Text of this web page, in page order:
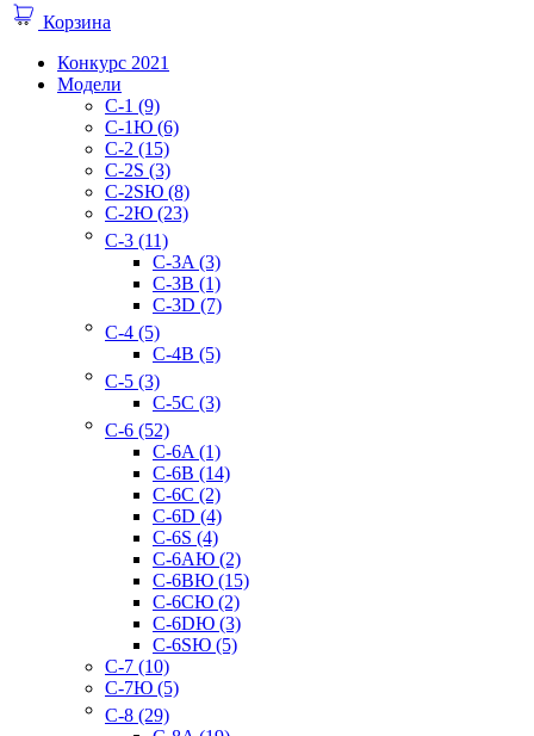
Корзина
Конкурс 2021
Модели
C-1 (9)
C-1Ю (6)
C-2 (15)
C-2S (3)
C-2SЮ (8)
C-2Ю (23)
C-3 (11)
C-3A (3)
C-3B (1)
C-3D (7)
C-4 (5)
C-4B (5)
C-5 (3)
C-5C (3)
C-6 (52)
C-6A (1)
C-6B (14)
C-6C (2)
C-6D (4)
C-6S (4)
C-6AЮ (2)
C-6BЮ (15)
C-6CЮ (2)
C-6DЮ (3)
C-6SЮ (5)
C-7 (10)
C-7Ю (5)
C-8 (29)